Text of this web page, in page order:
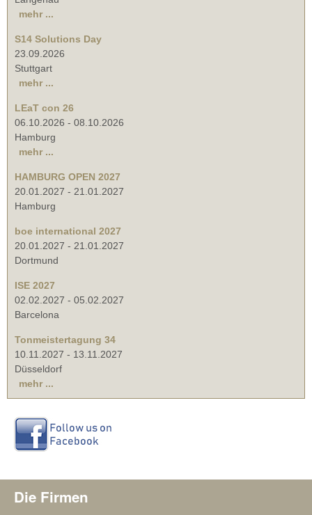
mehr ...
S14 Solutions Day
23.09.2026
Stuttgart
mehr ...
LEaT con 26
06.10.2026 - 08.10.2026
Hamburg
mehr ...
HAMBURG OPEN 2027
20.01.2027 - 21.01.2027
Hamburg
boe international 2027
20.01.2027 - 21.01.2027
Dortmund
ISE 2027
02.02.2027 - 05.02.2027
Barcelona
Tonmeistertagung 34
10.11.2027 - 13.11.2027
Düsseldorf
mehr ...
Die Firmen